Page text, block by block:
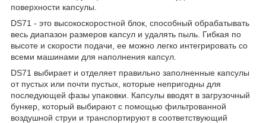
поверхности капсулы.
DS71 - это высокоскоростной блок, способный обрабатывать
весь диапазон размеров капсул и удалять пыль. Гибкая по
высоте и скорости подачи, ее можно легко интегрировать со
всеми машинами для наполнения капсул.
DS71 выбирает и отделяет правильно заполненные капсулы
от пустых или почти пустых, которые непригодны для
последующей фазы упаковки. Капсулы вводят в загрузочный
бункер, который выбирают с помощью фильтрованной
воздушной струи и транспортируют в соответствующий